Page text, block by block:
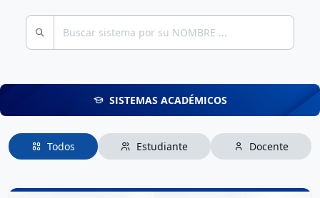
SISTEMAS ACADÉMICOS
Todos Estudiante Docente